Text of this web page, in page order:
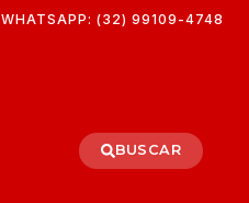
WHATSAPP: (32) 99109-4748
BUSCAR